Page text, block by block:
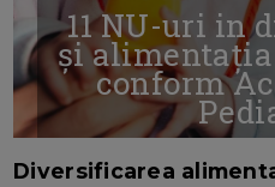
11 NU-uri in
și
conform
Diversificarea